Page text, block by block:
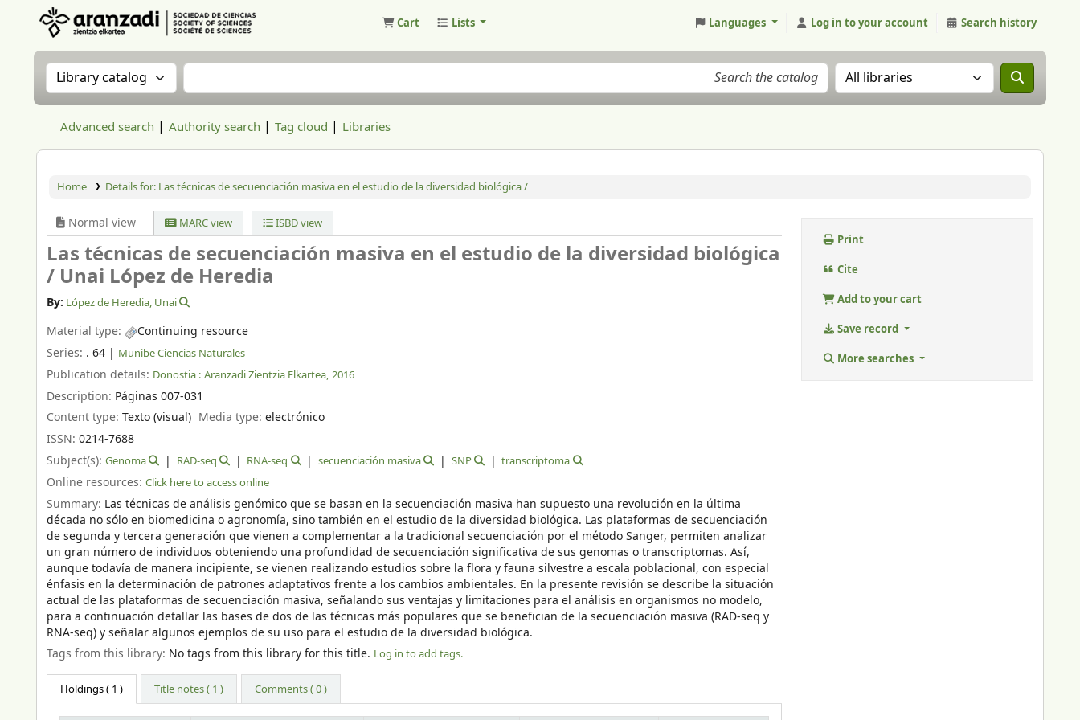
Cart Lists Languages Log in to your account Search history
Search the catalog by:Search the catalog Search the catalog in:
Advanced search Authority search Tag cloud Libraries
Home Details for: Las técnicas de secuenciación masiva en el estudio de la diversidad biológica /
Normal view MARC view ISBD view
Las técnicas de secuenciación masiva en el estudio de la diversidad biológica
/ Unai López de Heredia
By: López de Heredia, Unai
Material type:
Continuing resource
Series: . 64 | Munibe Ciencias Naturales
Publication details: Donostia : Aranzadi Zientzia Elkartea, 2016
Description: Páginas 007-031
Content type: Texto (visual) Media type:electrónico
ISSN: 0214-7688
Subject(s): Genoma RAD-seq RNA-seq secuenciación masiva SNP transcriptoma
Online resources: Click here to access online
Summary: Las técnicas de análisis genómico que se basan en la secuenciación masiva han supuesto una revolución en la última
década no sólo en biomedicina o agronomía, sino también en el estudio de la diversidad biológica. Las plataformas de secuenciación
de segunda y tercera generación que vienen a complementar a la tradicional secuenciación por el método Sanger, permiten analizar
un gran número de individuos obteniendo una profundidad de secuenciación significativa de sus genomas o transcriptomas. Así,
aunque todavía de manera incipiente, se vienen realizando estudios sobre la flora y fauna silvestre a escala poblacional, con especial
énfasis en la determinación de patrones adaptativos frente a los cambios ambientales. En la presente revisión se describe la situación
actual de las plataformas de secuenciación masiva, señalando sus ventajas y limitaciones para el análisis en organismos no modelo,
para a continuación detallar las bases de dos de las técnicas más populares que se benefician de la secuenciación masiva (RAD-seq y
RNA-seq) y señalar algunos ejemplos de su uso para el estudio de la diversidad biológica.
Tags from this library: No tags from this library for this title. Log in to add tags.
Holdings( 1 ) Title notes ( 1 ) Comments ( 0 )
Print
Cite
Add to your cart
Save record
More searches